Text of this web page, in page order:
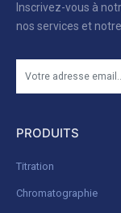
Inscrivez-vous à
nos services et
PRODUITS
Titration
Chromatographie